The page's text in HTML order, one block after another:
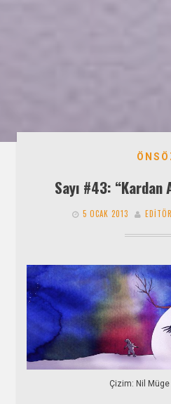
Sayı #43: “Kardan
5 OCAK 2013 EDITÖR
Çizim: Nil